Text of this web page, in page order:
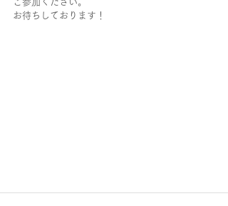
お待ちしております！